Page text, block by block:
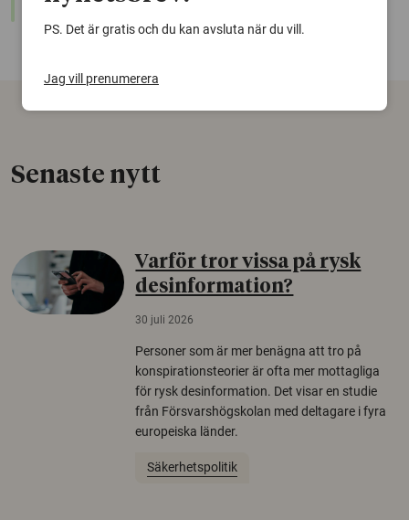
sökfunktion!
Senaste nytt
Varför tror vissa på rysk
desinformation?
30 juli 2026
Personer som är mer benägna att tro på
konspirationsteorier är ofta mer mottagliga
för rysk desinformation. Det visar en studie
från Försvarshögskolan med deltagare i fyra
europeiska länder.
Säkerhetspolitik
PS. Det är gratis och du kan avsluta när du vill.
Jag vill prenumerera